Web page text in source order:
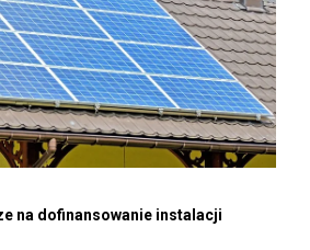
na dofinansowanie instalacji